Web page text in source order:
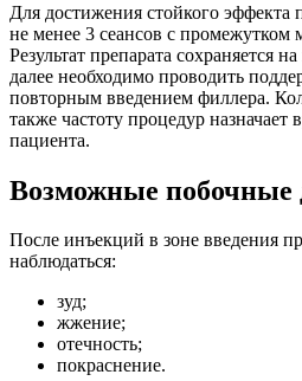
Для достижения стойкого эффекта
не менее 3 сеансов с
Результат препарата сохраняется
далее необходимо проводить
повторным введением филлера.
также частоту процедур назначает
пациента.
Возможные побочные
После инъекций в зоне введения
наблюдаться:
зуд;
жжение;
отечность;
покраснение.